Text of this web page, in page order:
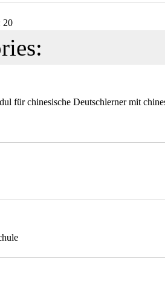
20
für chinesische Deutschlerner mit